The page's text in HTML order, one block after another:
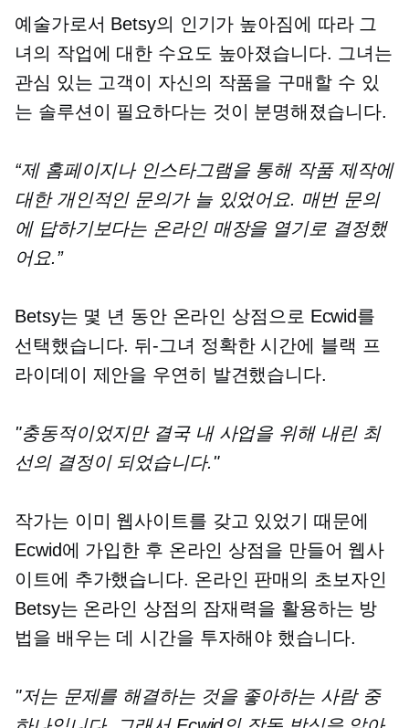
예술가로서 Betsy의 인기가 높아짐에 따라 그
녀의 작업에 대한 수요도 높아졌습니다. 그녀는
관심 있는 고객이 자신의 작품을 구매할 수 있
는 솔루션이 필요하다는 것이 분명해졌습니다.
“제 홈페이지나 인스타그램을 통해 작품 제작에
대한 개인적인 문의가 늘 있었어요. 매번 문의
에 답하기보다는 온라인 매장을 열기로 결정했
어요.”
Betsy는 몇 년 동안 온라인 상점으로 Ecwid를
선택했습니다. 뒤-그녀 정확한 시간에 블랙 프
라이데이 제안을 우연히 발견했습니다.
"충동적이었지만 결국 내 사업을 위해 내린 최
선의 결정이 되었습니다."
작가는 이미 웹사이트를 갖고 있었기 때문에
Ecwid에 가입한 후 온라인 상점을 만들어 웹사
이트에 추가했습니다. 온라인 판매의 초보자인
Betsy는 온라인 상점의 잠재력을 활용하는 방
법을 배우는 데 시간을 투자해야 했습니다.
"저는 문제를 해결하는 것을 좋아하는 사람 중